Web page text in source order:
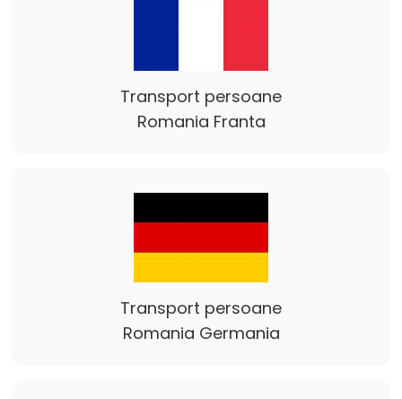
Transport persoane
Romania Franta
Transport persoane
Romania Germania